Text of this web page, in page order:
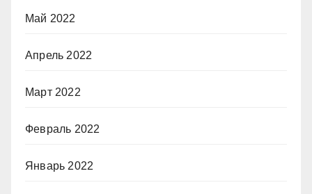
Май 2022
Апрель 2022
Март 2022
Февраль 2022
Январь 2022